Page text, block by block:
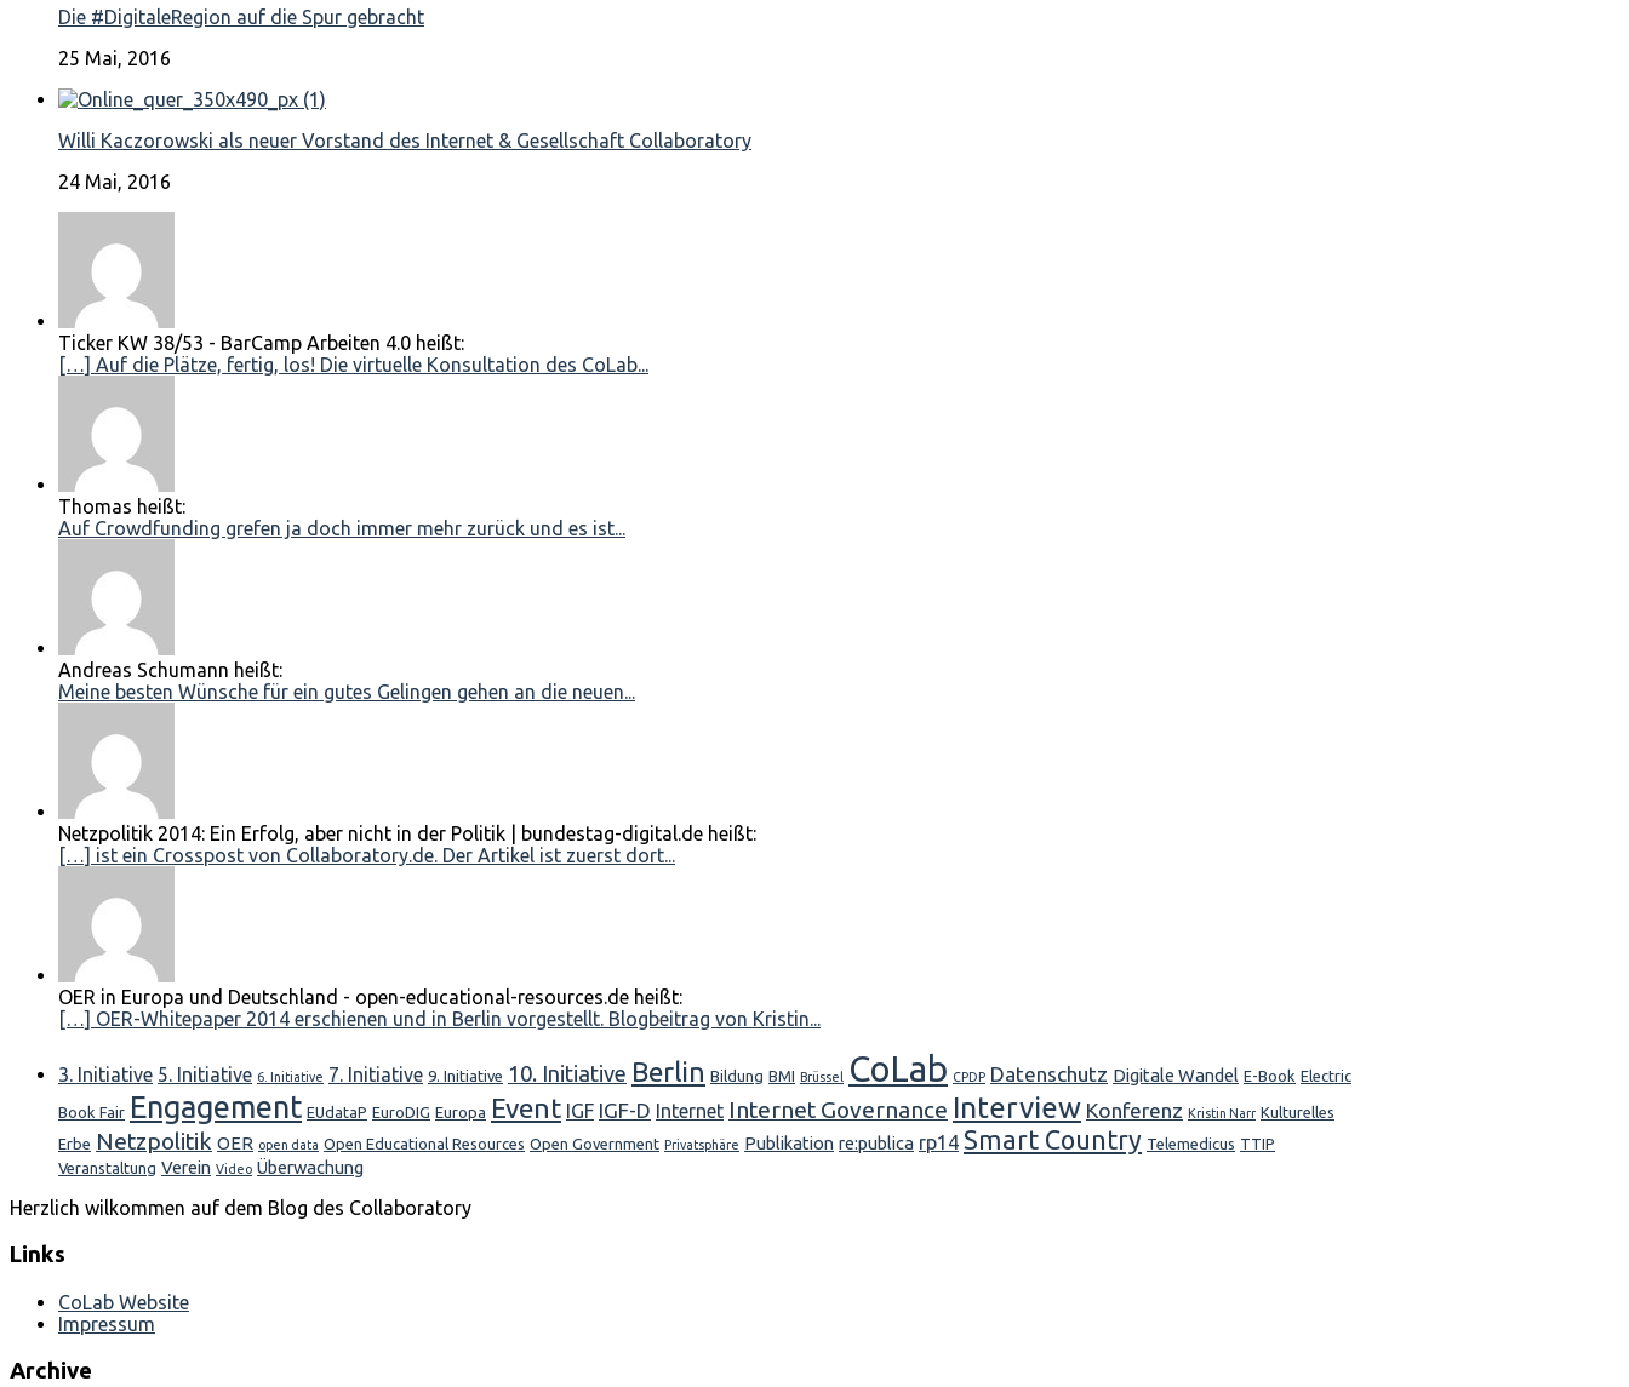
Die #DigitaleRegion auf die Spur gebracht
25 Mai, 2016
Willi Kaczorowski als neuer Vorstand des Internet & Gesellschaft Collaboratory
24 Mai, 2016
Ticker KW 38/53 - BarCamp Arbeiten 4.0 heißt:
[…] Auf die Plätze, fertig, los! Die virtuelle Konsultation des CoLab...
Thomas heißt:
Auf Crowdfunding grefen ja doch immer mehr zurück und es ist...
Andreas Schumann heißt:
Meine besten Wünsche für ein gutes Gelingen gehen an die neuen...
Netzpolitik 2014: Ein Erfolg, aber nicht in der Politik | bundestag-digital.de heißt:
[…] ist ein Crosspost von Collaboratory.de. Der Artikel ist zuerst dort...
OER in Europa und Deutschland - open-educational-resources.de heißt:
[…] OER-Whitepaper 2014 erschienen und in Berlin vorgestellt. Blogbeitrag von Kristin...
3. Initiative 5. Initiative 6. Initiative 7. Initiative 9. Initiative 10. Initiative Berlin Bildung BMI Brüssel CoLab CPDP Datenschutz Digitale Wandel E-Book Electric
Book Fair Engagement EUdataP EuroDIG Europa Event IGF IGF-D Internet Internet Governance Interview Konferenz Kristin Narr Kulturelles
Erbe Netzpolitik OER open data Open Educational Resources Open Government Privatsphäre Publikation re:publica rp14 Smart Country Telemedicus TTIP
Veranstaltung Verein Video Überwachung
Herzlich wilkommen auf dem Blog des Collaboratory
Links
CoLab Website
Impressum
Archive